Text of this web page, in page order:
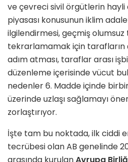
ve çevreci sivil örgütlerin hayli
piyasası konusunun iklim
ilgilendirmesi, geçmiş
tekrarlamamak için tarafların
adım atması, taraflar arası
düzenleme içerisinde vücut
nedenler 6. Madde içinde
üzerinde uzlaşı sağlamayı
zorlaştırıyor.
İşte tam bu noktada, ilk ciddi
tecrübesi olan AB genelinde
arasında kurulanAvrupa